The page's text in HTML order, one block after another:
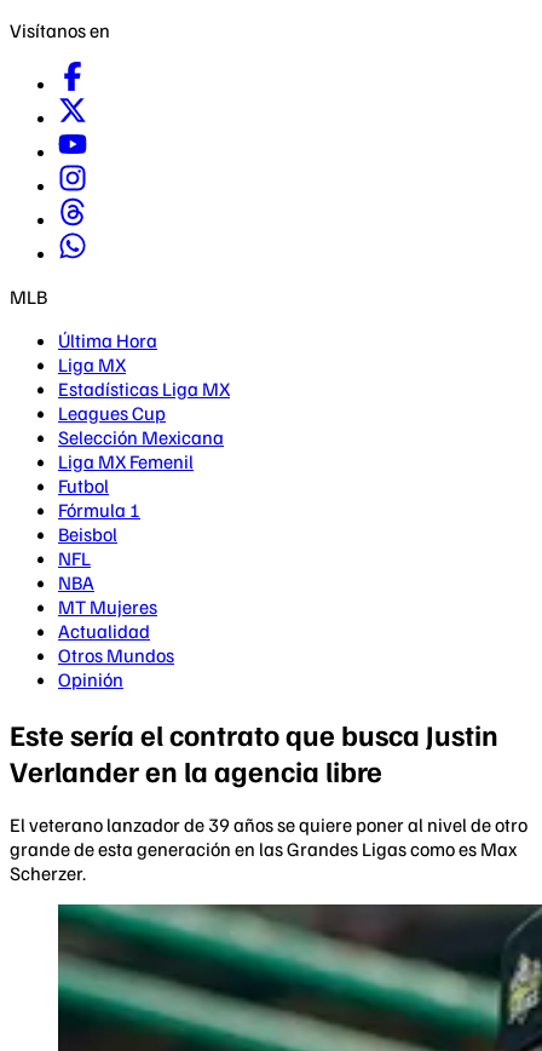
Visítanos en
MLB
Última Hora
Liga MX
Estadísticas Liga MX
Leagues Cup
Selección Mexicana
Liga MX Femenil
Futbol
Fórmula 1
Beisbol
NFL
NBA
MT Mujeres
Actualidad
Otros Mundos
Opinión
Este sería el contrato que busca Justin
Verlander en la agencia libre
El veterano lanzador de 39 años se quiere poner al nivel de otro
grande de esta generación en las Grandes Ligas como es Max
Scherzer.